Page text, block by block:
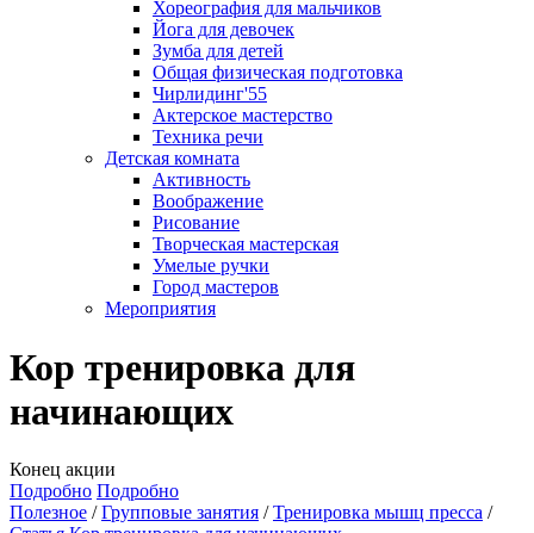
Хореография для мальчиков
Йога для девочек
Зумба для детей
Общая физическая подготовка
Чирлидинг'55
Актерское мастерство
Техника речи
Детская комната
Активность
Воображение
Рисование
Творческая мастерская
Умелые ручки
Город мастеров
Мероприятия
Кор тренировка для
начинающих
Конец акции
Подробно Подробно
Полезное
Групповые занятия
Тренировка мышц пресса